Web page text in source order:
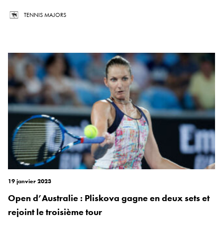
TENNIS MAJORS
19 janvier 2023
Open d’Australie : Pliskova gagne en deux sets et
rejoint le troisième tour